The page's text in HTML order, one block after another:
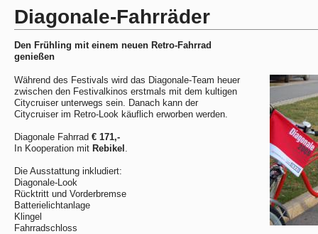
Diagonale-Fahrräder
Den Frühling mit einem neuen Retro-Fahrrad
genießen
Während des Festivals wird das Diagonale-Team heuer
zwischen den Festivalkinos erstmals mit dem kultigen
Citycruiser unterwegs sein. Danach kann der
Citycruiser im Retro-Look käuflich erworben werden.
Diagonale Fahrrad € 171,-
In Kooperation mit Rebikel .
Die Ausstattung inkludiert:
Diagonale-Look
Rücktritt und Vorderbremse
Batterielichtanlage
Klingel
Fahrradschloss